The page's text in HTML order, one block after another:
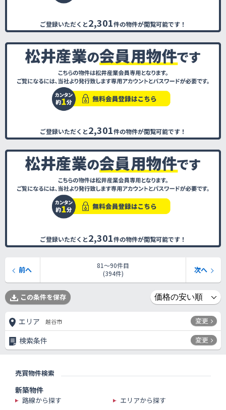
ご登録いただくと2,301件の物件が閲覧可能です！
ご登録いただくと2,301件の物件が閲覧可能です！
ご登録いただくと2,301件の物件が閲覧可能です！
81〜90件目
(394件)
前へ 次へ
この条件を保存
エリア 越谷市 変更
検索条件 変更
売買物件検索
新築物件
路線から探す エリアから探す